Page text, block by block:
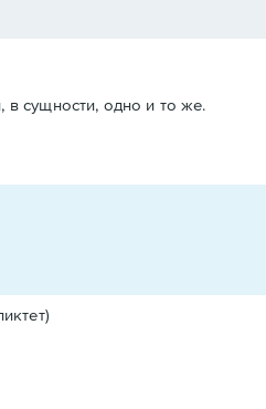
сущности, одно и то же.